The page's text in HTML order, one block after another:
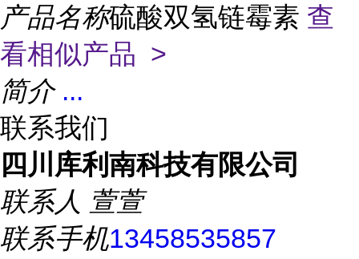
产品名称硫酸双氢链霉素 查
看相似产品 >
简介 ...
联系我们
四川库利南科技有限公司
联系人 萱萱
联系手机13458535857